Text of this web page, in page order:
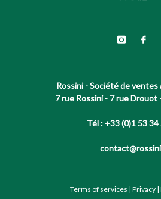
Rossini - Société de ventes
7 rue Rossini - 7 rue Drouot
Tél : +33 (0)1 53 34
Terms of services | Privacy|